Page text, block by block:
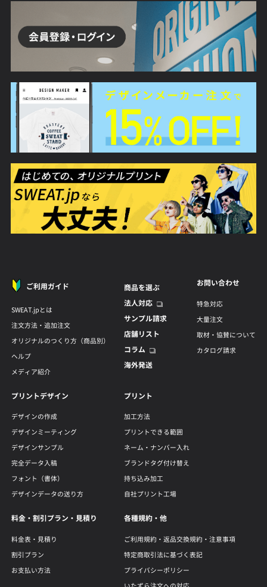
ご利用ガイド
SWEAT.jpとは
注文方法・追加注文
オリジナルのつくり方（商品別）
ヘルプ
メディア紹介
商品を選ぶ
法人対応
サンプル請求
店舗リスト
コラム
海外発送
お問い合わせ
特急対応
大量注文
取材・協賛について
カタログ請求
プリントデザイン
デザインの作成
デザインミーティング
デザインサンプル
完全データ入稿
フォント（書体）
デザインデータの送り方
プリント
加工方法
プリントできる範囲
ネーム・ナンバー入れ
ブランドタグ付け替え
持ち込み加工
自社プリント工場
料金・割引プラン・見積り
料金表・見積り
割引プラン
お支払い方法
各種規約・他
ご利用規約・返品交換規約・注意事項
特定商取引法に基づく表記
プライバシーポリシー
いたずら注文への対応